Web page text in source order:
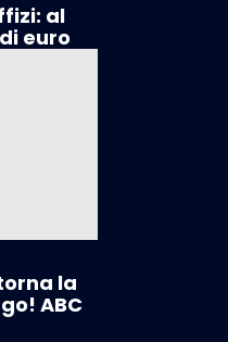
al
euro
la
ABC